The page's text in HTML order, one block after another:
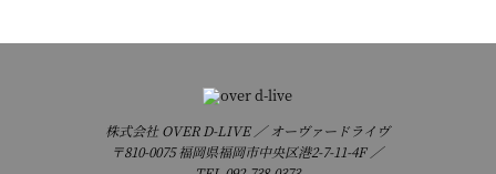
株式会社 OVER D-LIVE ／ オーヴァードライヴ
〒810-0075 福岡県福岡市中央区港2-7-11-4F ／